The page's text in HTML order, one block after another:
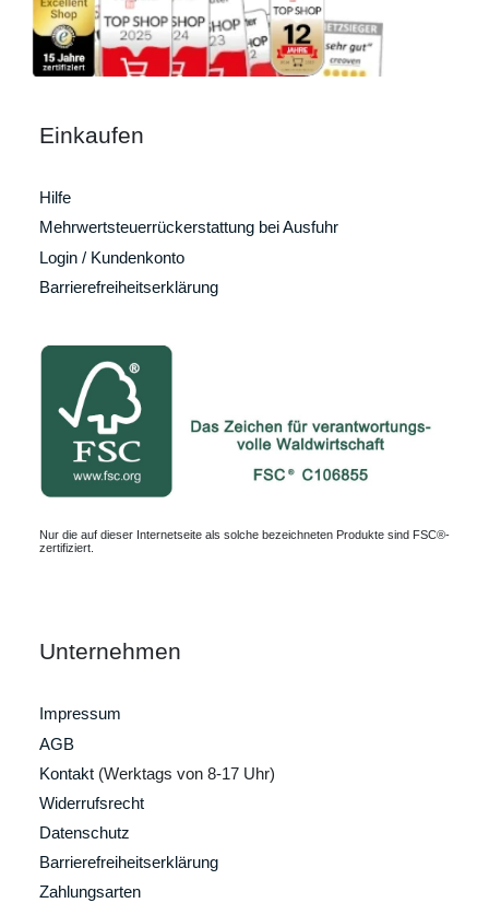
Einkaufen
Hilfe
Mehrwertsteuerrückerstattung bei Ausfuhr
Login / Kundenkonto
Barrierefreiheitserklärung
Nur die auf dieser Internetseite als solche bezeichneten Produkte sind FSC®-
zertifiziert.
Unternehmen
Impressum
AGB
Kontakt (Werktags von 8-17 Uhr)
Widerrufsrecht
Datenschutz
Barrierefreiheitserklärung
Zahlungsarten